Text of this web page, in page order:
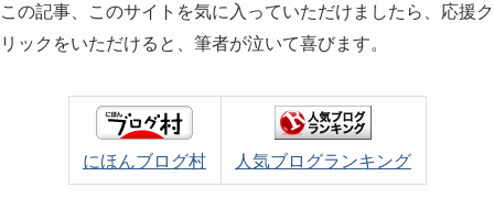
この記事、このサイトを気に入っていただけましたら、応援ク
リックをいただけると、筆者が泣いて喜びます。
にほんブログ村 人気ブログランキング